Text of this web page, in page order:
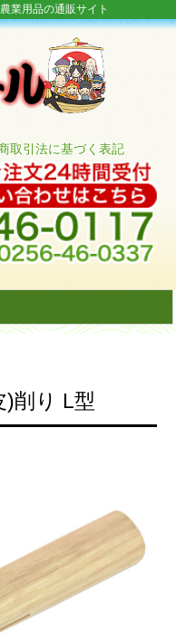
業用品の通販サイト
取引法に基づく表記
削り L型